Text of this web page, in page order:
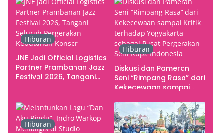
Hiburan
JNE Jadi Official Logistics
Partner Prambanan Jazz
Festival 2026, Tangani
Hiburan
Diskusi dan Pameran
Seni “Rimpang Rasa” dari
Kekecewaan sampai
Yogyakarta sebagai
Pusat Pergerakan Seni
Rupa Indonesia
Hiburan